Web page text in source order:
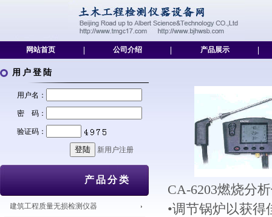
网站首页 公司介绍 产品展示
用户登陆
用户名：
密 码：
验证码：
新用户注册
产品分类
建筑工程质量无损检测仪器
CA-6203燃烧分
•调节锅炉以获